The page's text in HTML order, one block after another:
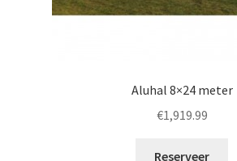
Aluhal 8×24 meter
€1,919.99
Reserveer